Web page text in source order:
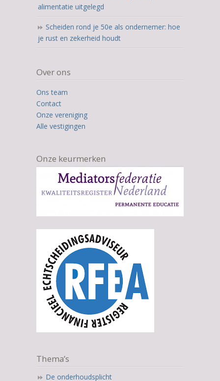
alimentatie uitgelegd
Scheiden rond je 50e als ondernemer: hoe
je rust en zekerheid houdt
Over ons
Ons team
Contact
Onze vereniging
Alle vestigingen
Onze keurmerken
Thema’s
De onderhoudsplicht